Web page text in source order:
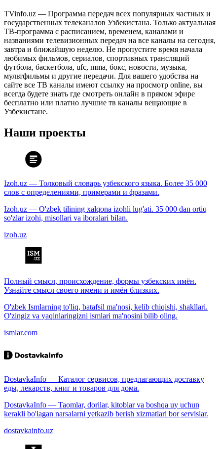
TVinfo.uz — Программа передач всех популярных частных и
государственных телеканалов Узбекистана. Только актуальная
ТВ-программа с расписанием, временем, каналами и
названиями телевизионных передач на все каналы на сегодня,
завтра и ближайшую неделю. Не пропустите время начала
любимых фильмов, сериалов, спортивных трансляций
футбола, баскетбола, ufc, mma, бокс, новости, музыка,
мультфильмы и другие передачи. Для вашего удобства на
сайте все ТВ каналы имеют ссылку на просмотр online, вы
всегда будете знать где смотреть онлайн в прямом эфире
бесплатно или платно лучшие тв каналы вещающие в
Узбекистане.
Наши проекты
Izoh.uz — Толковый словарь узбекского языка. Более 35 000
слов с определениями, примерами и фразами.
Izoh.uz — O'zbek tilining xalqona izohli lug'ati. 35 000 dan ortiq
so'zlar izohi, misollari va iboralari bilan.
izoh.uz
Полный смысл, происхождение, формы узбекских имён.
Узнайте смысл своего имени и имён близких.
O'zbek Ismlarning to'liq, batafsil ma'nosi, kelib chiqishi, shakllari.
O'zingiz va yaqinlaringizni ismlari ma'nosini bilib oling.
ismlar.com
DostavkaInfo — Каталог сервисов, предлагающих доставку
еды, лекарств, книг и товаров для дома.
DostavkaInfo — Taomlar, dorilar, kitoblar va boshqa uy uchun
kerakli bo'lagan narsalarni yetkazib berish xizmatlari bor servislar.
dostavkainfo.uz